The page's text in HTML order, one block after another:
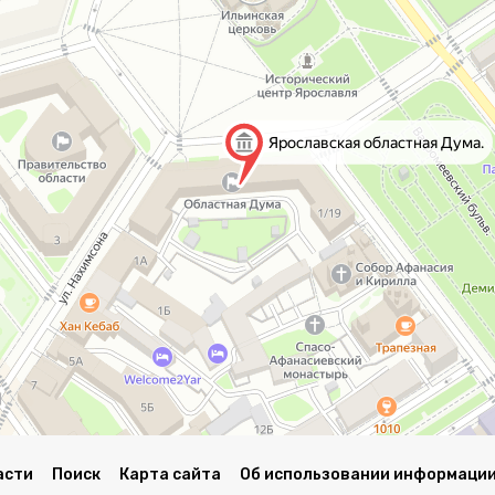
Поиск Карта сайта Об использовании